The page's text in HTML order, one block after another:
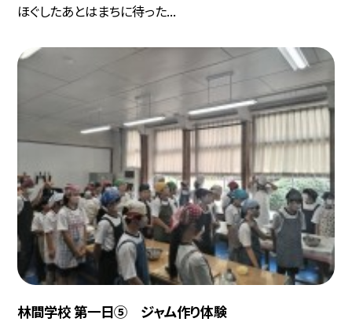
ほぐしたあとはまちに待った...
林間学校 第一日⑤ ジャム作り体験